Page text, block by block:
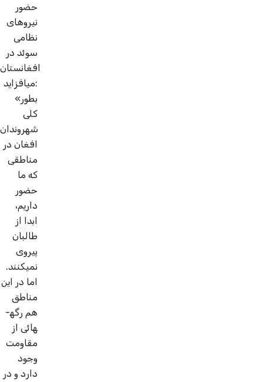
حضور
نیروهای
نظامی
سوئد در
افغانستان
می­افزاید:
«بطور
کلی
شهروندان
افغان در
مناطقی
که ما
حضور
داریم،
ابدا از
طالبان
پیروی
نمی­کنند.
اما در این
مناطق
هم رگه­
هائی از
مقاومت
وجود
دارد و در